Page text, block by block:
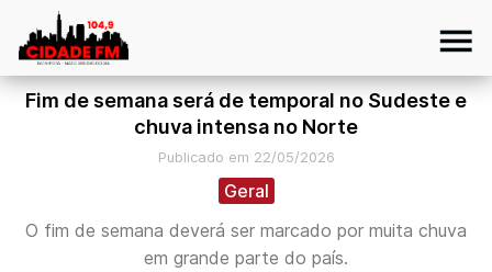
Fim de semana será de temporal no Sudeste e
chuva intensa no Norte
Publicado em 22/05/2026
Geral
O fim de semana deverá ser marcado por muita chuva
em grande parte do país.